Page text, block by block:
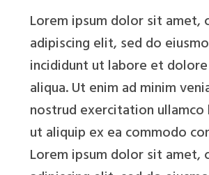
Lorem ipsum dolor sit amet,
adipiscing elit, sed do
incididunt ut labore et dolore
aliqua. Ut enim ad minim
nostrud exercitation ullamco
ut aliquip ex ea commodo
Lorem ipsum dolor sit amet,